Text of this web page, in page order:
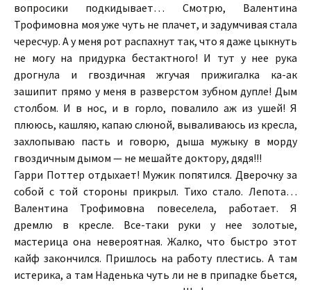
вопросики подкидывает… Смотрю, Валентина
Трофимовна моя уже чуть не плачет, и задумчивая стала
чересчур. А у меня рот распахнут так, что я даже цыкнуть
не могу на придурка бестактного! И тут у нее рука
дрогнула и гвоздичная жгучая прижигалка ка-ак
зашипит прямо у меня в разверстом зубном дупле! Дым
столбом. И в нос, и в горло, повалило аж из ушей! Я
плююсь, кашляю, капаю слюной, вываливаюсь из кресла,
захлопываю пасть и говорю, дыша мужыку в морду
гвоздичным дымом — не мешайте доктору, дядя!!!
Гарри Поттер отдыхает! Мужик попятился. Дверочку за
собой с той стороны прикрыл. Тихо стало. Лепота…
Валентина Трофимовна повеселела, работает. Я
дремлю в кресле. Все-таки руки у нее золотые,
мастерица она невероятная. Жалко, что быстро этот
кайф закончился. Пришлось на работу плестись. А там
истерика, а там Наденька чуть ли не в припадке бьется,